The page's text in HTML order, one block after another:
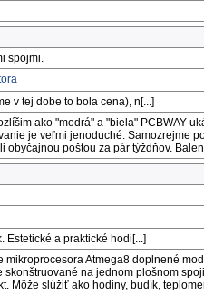
spojmi.
v tej dobe to bola cena), n[...]
ako "modrá" a "biela" PCBWAY
je veľmi jenoduché. Samozrejme
obyčajnou poštou za pár týždňov.
a praktické hodi[...]
Atmega8 doplnené
na jednom plošnom
Môže slúžiť ako hodiny, budík,